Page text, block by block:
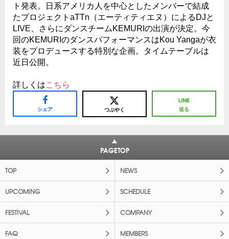
ト発表。日系アメリカ人を中心としたメンバーで結成
たプロジェクトaTTn（エーティティエヌ）によるDJと
LIVE、さらにダンスチームKEMURIの出演が決定。今
回のKEMURIのダンスパフォーマンスはKou Yangaが衣
装をプロデュースする特別な企画。タイムテーブルは
近日公開。
詳しくはこちら
シェア つぶやく 送る
PAGETOP
TOP NEWS
UPCOMING SCHEDULE
FESTIVAL COMPANY
FAQ MEMBERS